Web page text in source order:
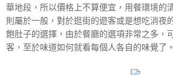
華地段，所以價格上不算便宜，用餐環境的
則屬於一般，對於逛街的遊客或是想吃消夜
飽肚子的選擇，由於餐廳的選項非常之多，
客，至於味道如何就看每個人各自的味覺了。